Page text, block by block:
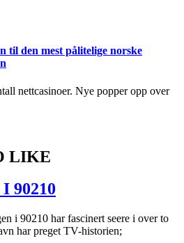
til den mest pålitelige norske
nettcasinoer. Nye popper opp over
LIKE
90210
i 90210 har fascinert seere i over to
har preget TV-historien;